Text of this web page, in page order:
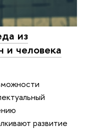
из
и человека
развитие